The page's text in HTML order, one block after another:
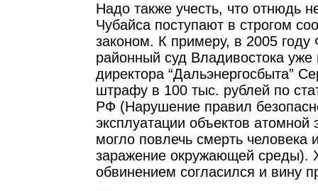
Надо также учесть, что отнюдь
Чубайса поступают в строгом
законом. К примеру, в 2005 году
районный суд Владивостока уже
директора “Дальэнергосбыта”
штрафу в 100 тыс. рублей по
РФ (Нарушение правил
эксплуатации объектов атомной
могло повлечь смерть человека
заражение окружающей среды).
обвинением согласился и вину